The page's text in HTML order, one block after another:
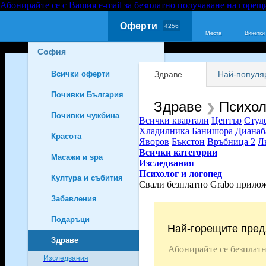
Абонирайте се с Вашия e-mail за безплатно получаване на
Оферти 4256
Места Винетки
Здраве Най-
Здраве ❯
Всички квартали Център
Хладилника Банишора
Яворов Бъкстон Връбница 2
Всички категории
Изследвания
Психолог и логопед
Свали безплатно Grabo
Най-горещите
Абонирайте се
София
2658
Всички оферти
Почивки България
Почивки чужбина
292
Красота
133
Масажи и spa
101
Култура и събития
Забавления
Подаръци
Здраве
Изследвания